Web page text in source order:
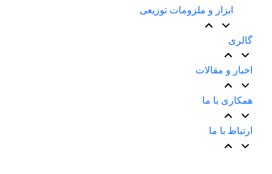
ابزار و ملزومات توزیعی
گالری
اخبار و مقالات
همکاری با ما
ارتباط با ما